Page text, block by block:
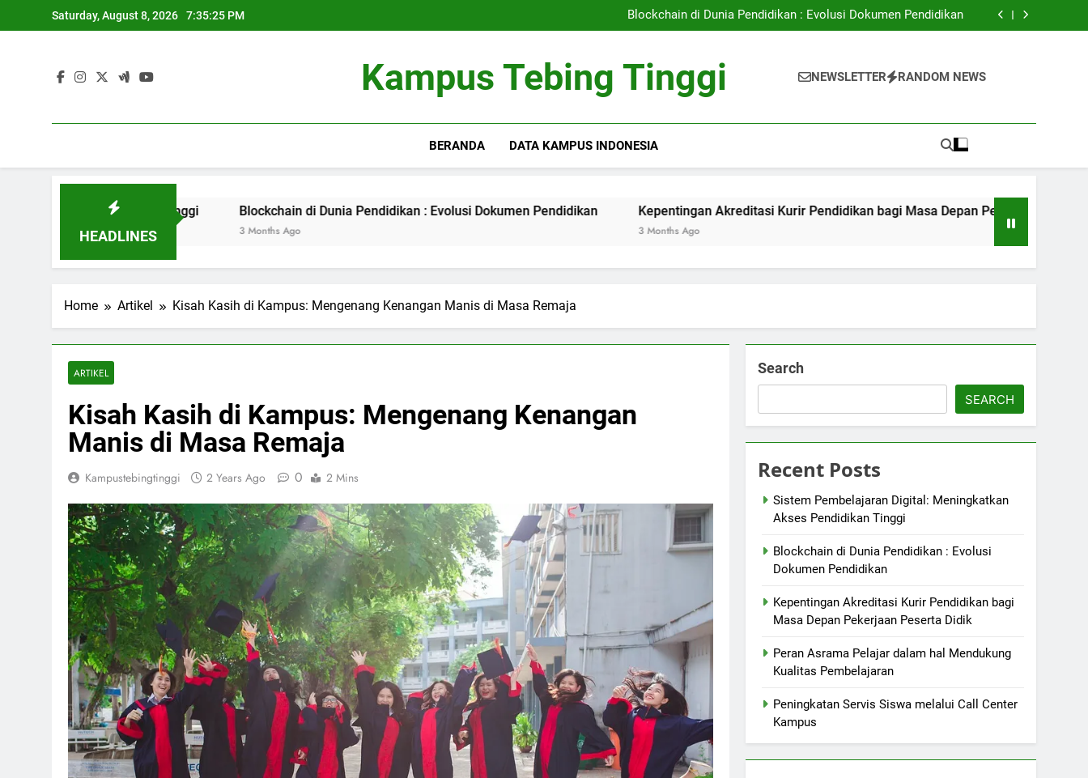
to
Saturday, August 8, 2026 7:35:26 PM
Blockchain di Dunia Pendidikan : Evolusi Dokumen Pendidikan
Kepentingan Akreditasi Kurir Pendidikan bagi Masa Depan Pekerjaan
Blockchain di Dunia Pendidikan : Evolusi Dokumen Pendidikan
Kepentingan Akreditasi Kurir Pendidikan bagi Masa Depan Pekerjaan
Kampus Tebing Tinggi NEWSLETTER RANDOM NEWS
BERANDA DATA KAMPUS INDONESIA
HEADLINES
Pendidikan Tinggi Blockchain di Dunia Pendidikan : Evolusi Dokumen Pendidikan Kepentingan Akreditasi Kurir Pendidikan bagi Masa Depan Pekerjaan Peserta Didik
Home Artikel Kisah Kasih di Kampus: Mengenang Kenangan Manis di Masa Remaja
ARTIKEL
Kisah Kasih di Kampus: Mengenang Kenangan
Manis di Masa Remaja
Kampustebingtinggi 2 Years Ago 0 2 Mins
Search
SEARCH
Recent Posts
Sistem Pembelajaran Digital: Meningkatkan
Akses Pendidikan Tinggi
Blockchain di Dunia Pendidikan : Evolusi
Dokumen Pendidikan
Kepentingan Akreditasi Kurir Pendidikan bagi
Masa Depan Pekerjaan Peserta Didik
Peran Asrama Pelajar dalam hal Mendukung
Kualitas Pembelajaran
Peningkatan Servis Siswa melalui Call Center
Kampus